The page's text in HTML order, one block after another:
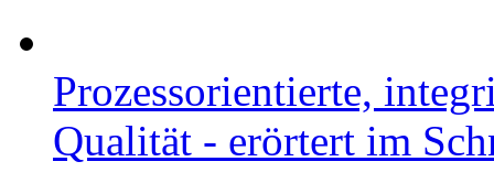
Prozessorientierte,
Qualität - erörtert im